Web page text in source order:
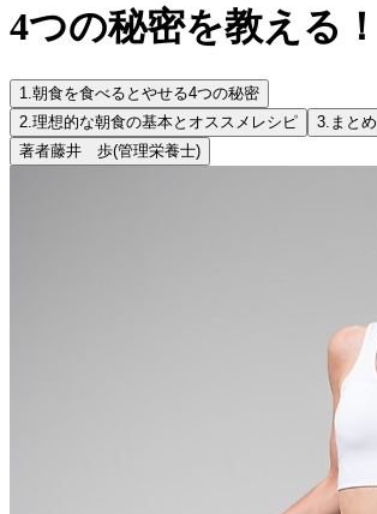
4つの秘密を教える！
1.朝食を食べるとやせる4つの秘密
2.理想的な朝食の基本とオススメレシピ 3. まとめ
著者藤井 歩(管理栄養士)